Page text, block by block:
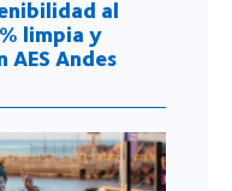
al
limpia y
Andes